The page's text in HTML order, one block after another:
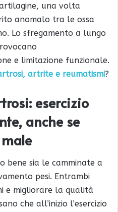
una volta
anomalo tra le ossa
Lo sfregamento a lungo
e limitazione funzionale.
artrite e reumatismi?
esercizio
anche se
bene sia le camminate a
pesi. Entrambi
e migliorare la qualità
che all’inizio l’esercizio